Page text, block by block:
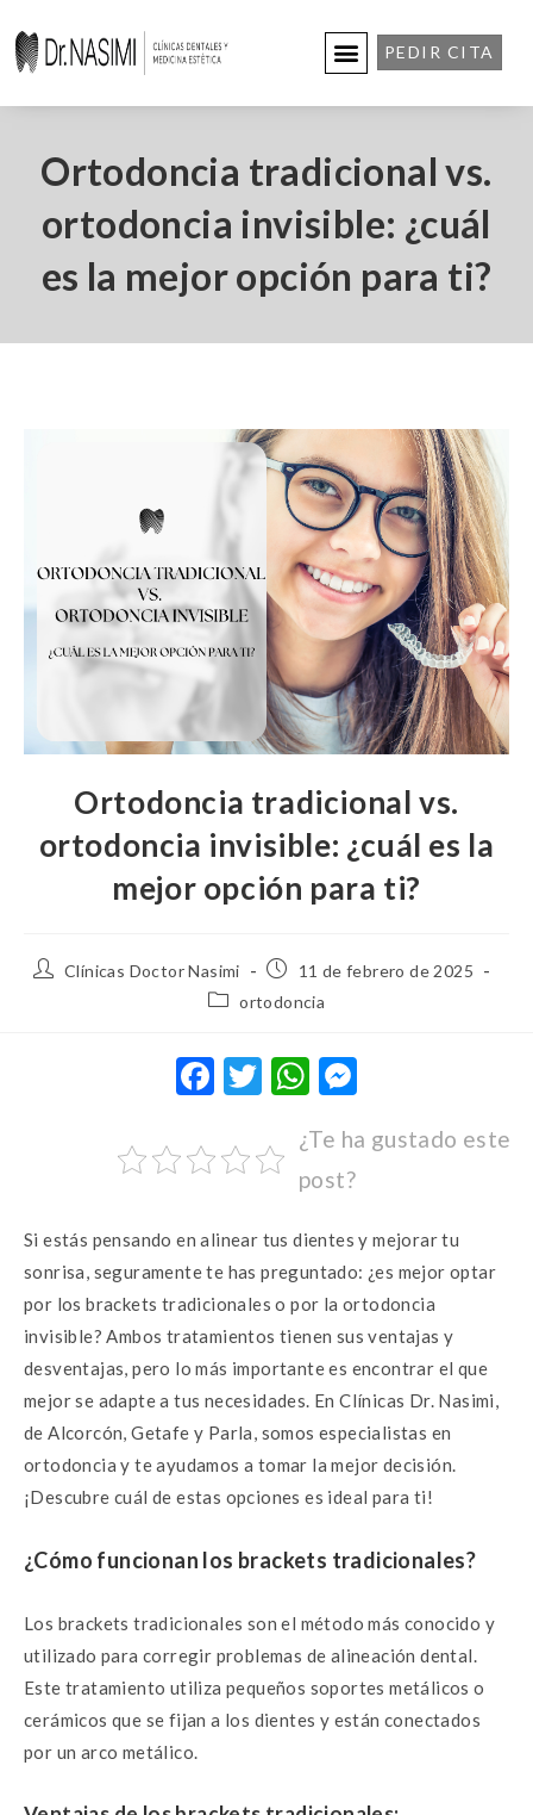
PEDIR CITA
Ortodoncia tradicional vs.
ortodoncia invisible: ¿cuál
es la mejor opción para ti?
Ortodoncia tradicional vs.
ortodoncia invisible: ¿cuál es la
mejor opción para ti?
Clínicas Doctor Nasimi
11 de febrero de 2025
ortodoncia
F
e
o
o
k
T
it
r
W
at
s
A
p
p
se
g
er
¿Te ha gustado este
post?
Si estás pensando en alinear tus dientes y mejorar tu
sonrisa, seguramente te has preguntado: ¿es mejor optar
por los brackets tradicionales o por la ortodoncia
invisible? Ambos tratamientos tienen sus ventajas y
desventajas, pero lo más importante es encontrar el que
mejor se adapte a tus necesidades. En Clínicas Dr. Nasimi,
de Alcorcón, Getafe y Parla, somos especialistas en
ortodoncia y te ayudamos a tomar la mejor decisión.
¡Descubre cuál de estas opciones es ideal para ti!
¿Cómo funcionan los brackets tradicionales?
Los brackets tradicionales son el método más conocido y
utilizado para corregir problemas de alineación dental.
Este tratamiento utiliza pequeños soportes metálicos o
cerámicos que se fijan a los dientes y están conectados
por un arco metálico.